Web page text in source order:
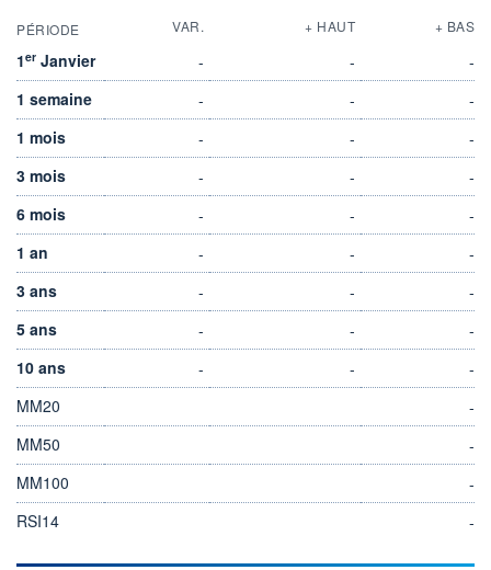
PÉRIODE VAR. + HAUT + BAS
1er Janvier - -
-
1 semaine
- -
-
1 mois
- -
-
3 mois
- -
-
6 mois
- -
-
1 an
- -
-
3 ans
- -
-
5 ans
- -
-
10 ans
- -
-
MM20
-
MM50
-
MM100
-
RSI14
-